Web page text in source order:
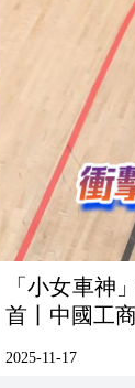
「小女車神
首丨中國工
2025-11-17